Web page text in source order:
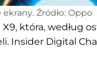
Źródło: Oppo
która, według
Insider Digital